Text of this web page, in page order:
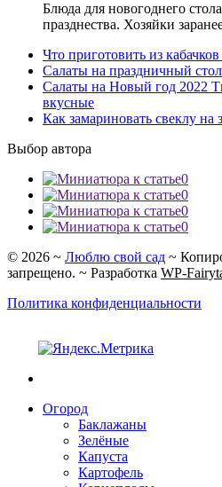
Блюда для новогоднего
празднества. Хозяйки
Что приготовить из
Салаты на праздничный
Салаты на Новый год 2022
вкусные
Как замариновать свеклу на
Выбор автора
0
0
0
0
© 2026 ~ Люблю свой сад ~
запрещено. ~ Разработка WP-
Политика конфиденциальности
Огород
Баклажаны
Зелёные
Капуста
Картофель